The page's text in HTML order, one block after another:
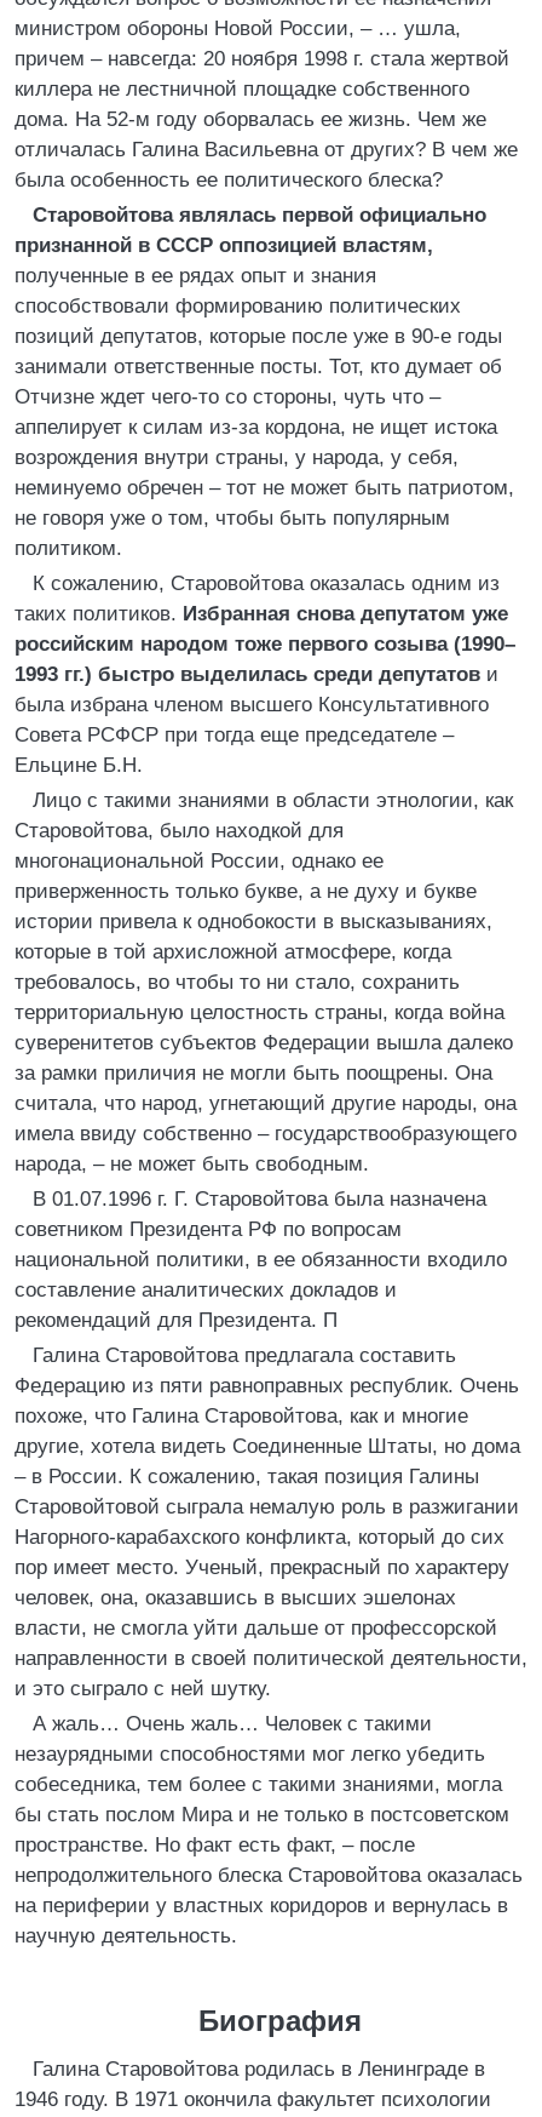
министром обороны Новой России, – … ушла,
причем – навсегда: 20 ноября 1998 г. стала жертвой
киллера не лестничной площадке собственного
дома. На 52-м году оборвалась ее жизнь. Чем же
отличалась Галина Васильевна от других? В чем же
была особенность ее политического блеска?
Старовойтова являлась первой официально
признанной в СССР оппозицией властям,
полученные в ее рядах опыт и знания
способствовали формированию политических
позиций депутатов, которые после уже в 90-е годы
занимали ответственные посты. Тот, кто думает об
Отчизне ждет чего-то со стороны, чуть что –
аппелирует к силам из-за кордона, не ищет истока
возрождения внутри страны, у народа, у себя,
неминуемо обречен – тот не может быть патриотом,
не говоря уже о том, чтобы быть популярным
политиком.
К сожалению, Старовойтова оказалась одним из
таких политиков. Избранная снова депутатом уже
российским народом тоже первого созыва (1990–
1993 гг.) быстро выделилась среди депутатов и
была избрана членом высшего Консультативного
Совета РСФСР при тогда еще председателе –
Ельцине Б.Н.
Лицо с такими знаниями в области этнологии, как
Старовойтова, было находкой для
многонациональной России, однако ее
приверженность только букве, а не духу и букве
истории привела к однобокости в высказываниях,
которые в той архисложной атмосфере, когда
требовалось, во чтобы то ни стало, сохранить
территориальную целостность страны, когда война
суверенитетов субъектов Федерации вышла далеко
за рамки приличия не могли быть поощрены. Она
считала, что народ, угнетающий другие народы, она
имела ввиду собственно – государствообразующего
народа, – не может быть свободным.
В 01.07.1996 г. Г. Старовойтова была назначена
советником Президента РФ по вопросам
национальной политики, в ее обязанности входило
составление аналитических докладов и
рекомендаций для Президента. П
Галина Старовойтова предлагала составить
Федерацию из пяти равноправных республик. Очень
похоже, что Галина Старовойтова, как и многие
другие, хотела видеть Соединенные Штаты, но дома
– в России. К сожалению, такая позиция Галины
Старовойтовой сыграла немалую роль в разжигании
Нагорного-карабахского конфликта, который до сих
пор имеет место. Ученый, прекрасный по характеру
человек, она, оказавшись в высших эшелонах
власти, не смогла уйти дальше от профессорской
направленности в своей политической деятельности,
и это сыграло с ней шутку.
А жаль… Очень жаль… Человек с такими
незаурядными способностями мог легко убедить
собеседника, тем более с такими знаниями, могла
бы стать послом Мира и не только в постсоветском
пространстве. Но факт есть факт, – после
непродолжительного блеска Старовойтова оказалась
на периферии у властных коридоров и вернулась в
научную деятельность.
Биография
Галина Старовойтова родилась в Ленинграде в
1946 году. В 1971 окончила факультет психологии